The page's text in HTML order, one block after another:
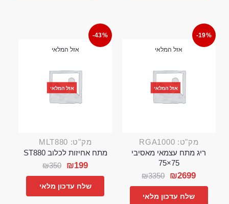
-19%
אזל המלאי
אזל המלאי
מק"ט: RGA1000
ריג מתח עצמאי מאסיבי
75×75
₪3350 ₪2699
שלח עדכון מלאי
-43%
אזל המלאי
אזל המלאי
מק"ט: MLT880
מתח אחיזות לכלוב ST880
₪350 ₪199
שלח עדכון מלאי